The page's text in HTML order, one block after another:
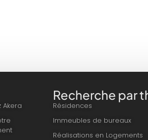
Akera
Recherche par
Résidences
Immeubles de bureaux
Réalisations en Logements